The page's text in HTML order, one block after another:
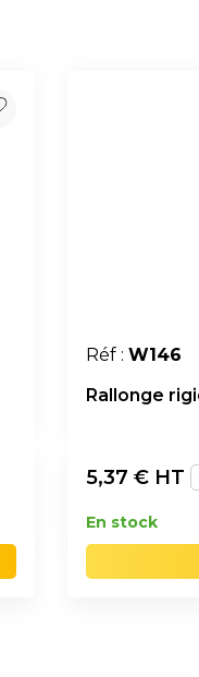
Réf : W146
Rallonge
5,37 € HT
En stock